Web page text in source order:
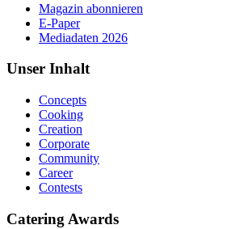
Magazin abonnieren
E-Paper
Mediadaten 2026
Unser Inhalt
Concepts
Cooking
Creation
Corporate
Community
Career
Contests
Catering Awards